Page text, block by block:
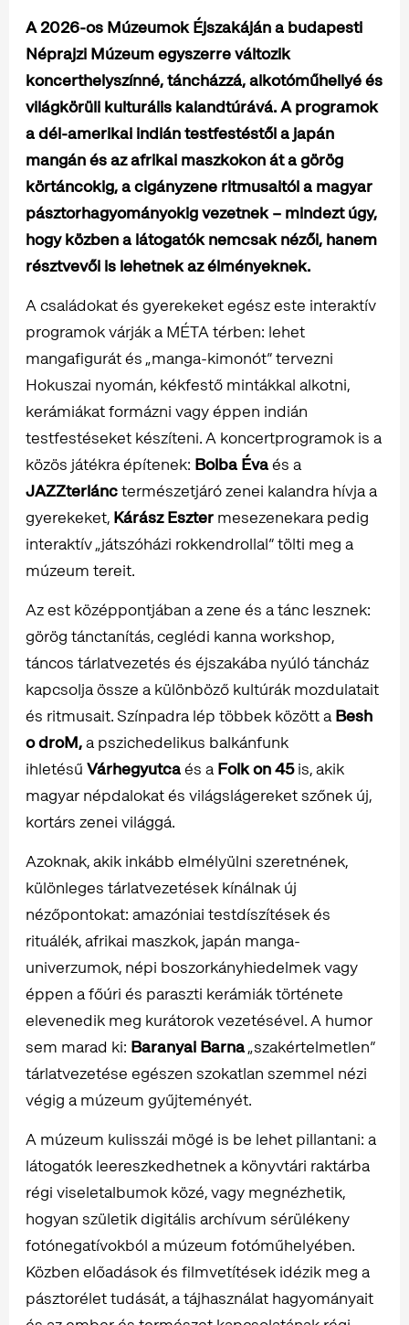
A 2026-os Múzeumok Éjszakáján a budapesti
Néprajzi Múzeum egyszerre változik
koncerthelyszínné, táncházzá, alkotóműhellyé és
világkörüli kulturális kalandtúrává. A programok
a dél-amerikai indián testfestéstől a japán
mangán és az afrikai maszkokon át a görög
körtáncokig, a cigányzene ritmusaitól a magyar
pásztorhagyományokig vezetnek – mindezt úgy,
hogy közben a látogatók nemcsak nézői, hanem
résztvevői is lehetnek az élményeknek.
A családokat és gyerekeket egész este interaktív
programok várják a MÉTA térben: lehet
mangafigurát és „manga-kimonót” tervezni
Hokuszai nyomán, kékfestő mintákkal alkotni,
kerámiákat formázni vagy éppen indián
testfestéseket készíteni. A koncertprogramok is a
közös játékra építenek: Bolba Évaés a
JAZZterlánctermészetjáró zenei kalandra hívja a
gyerekeket, Kárász Eszter mesezenekara pedig
interaktív „játszóházi rokkendrollal” tölti meg a
múzeum tereit.
Az est középpontjában a zene és a tánc lesznek:
görög tánctanítás, ceglédi kanna workshop,
táncos tárlatvezetés és éjszakába nyúló táncház
kapcsolja össze a különböző kultúrák mozdulatait
és ritmusait. Színpadra lép többek között aBesh
o droM,a pszichedelikus balkánfunk
ihletésű Várhegyutcaés aFolk on 45is, akik
magyar népdalokat és világslágereket szőnek új,
kortárs zenei világgá.
Azoknak, akik inkább elmélyülni szeretnének,
különleges tárlatvezetések kínálnak új
nézőpontokat: amazóniai testdíszítések és
rituálék, afrikai maszkok, japán manga-
univerzumok, népi boszorkányhiedelmek vagy
éppen a főúri és paraszti kerámiák története
elevenedik meg kurátorok vezetésével. A humor
sem marad ki: Baranyai Barna„szakértelmetlen”
tárlatvezetése egészen szokatlan szemmel nézi
végig a múzeum gyűjteményét.
A múzeum kulisszái mögé is be lehet pillantani: a
látogatók leereszkedhetnek a könyvtári raktárba
régi viseletalbumok közé, vagy megnézhetik,
hogyan születik digitális archívum sérülékeny
fotónegatívokból a múzeum fotóműhelyében.
Közben előadások és filmvetítések idézik meg a
pásztorélet tudását, a tájhasználat hagyományait